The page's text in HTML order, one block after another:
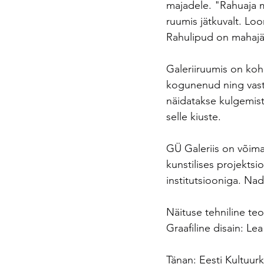
majadele. "Rahuaja
ruumis jätkuvalt.
Rahulipud on
Galeriiruumis on
kogunenud ning
näidatakse
selle kiuste.
GÜ Galeriis on
kunstilises
institutsiooniga.
Näituse tehniline
Graafiline disain:
Tänan: Eesti